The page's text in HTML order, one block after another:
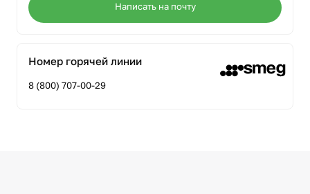
Написать на почту
Номер горячей линии
8 (800) 707-00-29